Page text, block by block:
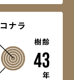
コナラ
樹齢
43
年